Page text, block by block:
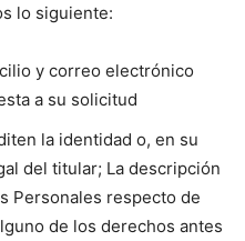
lo siguiente:
y correo electrónico
a su solicitud
la identidad o, en su
del titular; La descripción
Personales respecto de
de los derechos antes